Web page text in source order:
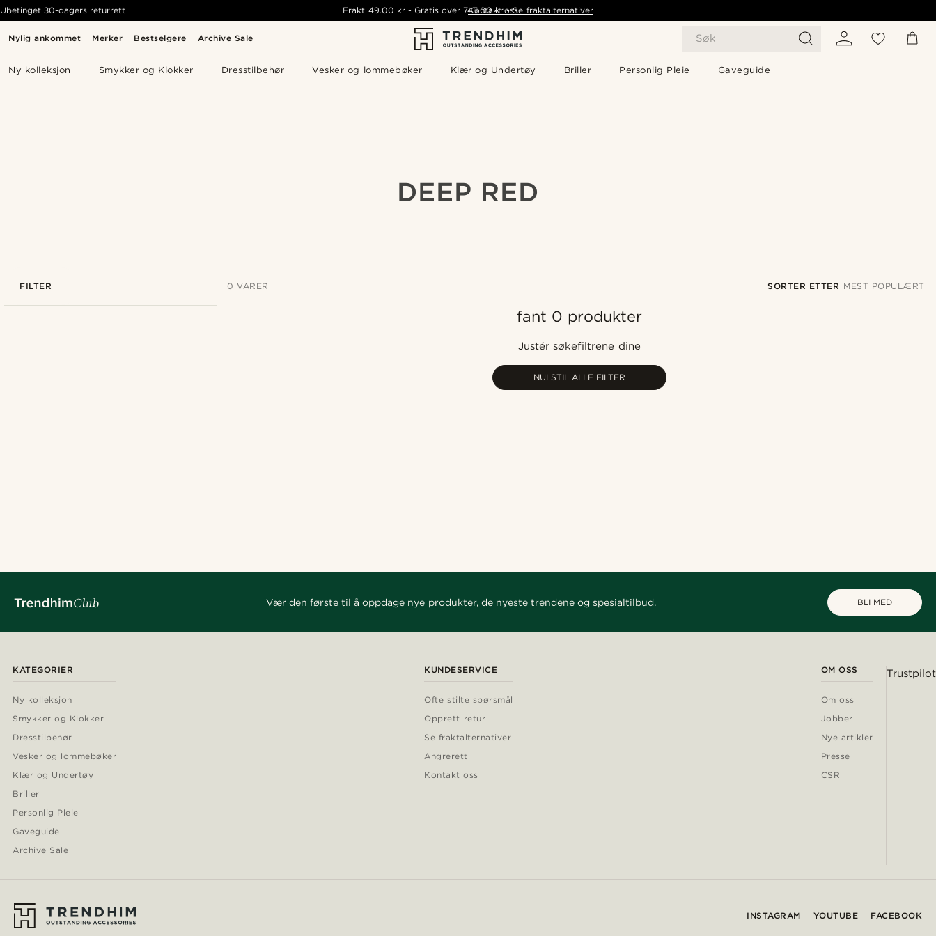
Nylig ankommet Merker Bestselgere Archive Sale Søk
Ny kolleksjon Smykker og Klokker Dresstilbehør Vesker og lommebøker Klær og Undertøy Briller Personlig Pleie Gaveguide
Ubetinget 30-dagers returrett Frakt 49.00 kr- Gratis over 745.00 kr - Se fraktalternativer
Kontakt oss
DEEP RED
FILTER 0 VARER SORTER ETTER MEST POPULÆRT
fant 0 produkter
Justér søkefiltrene dine
NULSTIL ALLE FILTER
Vær den første til å oppdage nye produkter, de nyeste trendene og spesialtilbud. BLI MED
KATEGORIER
Ny kolleksjon
Smykker og Klokker
Dresstilbehør
Vesker og lommebøker
Klær og Undertøy
Briller
Personlig Pleie
Gaveguide
Archive Sale
KUNDESERVICE
Ofte stilte spørsmål
Opprett retur
Se fraktalternativer
Angrerett
Kontakt oss
OM OSS
Om oss
Jobber
Nye artikler
Presse
CSR
Trustpilot
INSTAGRAM YOUTUBE FACEBOOK